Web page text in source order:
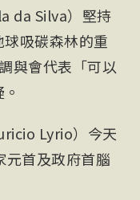
da Silva）堅持
吸碳森林的重
與會代表「可以
Lyrio）今天
元首及政府首腦